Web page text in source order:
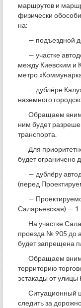
маршрутов и
физически
на:
— подъездной
— участке
между Киевским и
метро
— дублёре
наземного
Обращаем
ним будет
транспорта.
Для
будет ограничено
— дублёру
(перед
—
Саларьевская) — 1
На участке
проезда № 905 до
будет запрещена
Обращаем
территорию
эстакады от улицы
Ситуационный
следить за